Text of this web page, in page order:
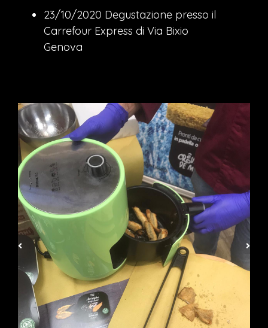
23/10/2020 Degustazione presso il
Carrefour Express di Via Bixio
Genova